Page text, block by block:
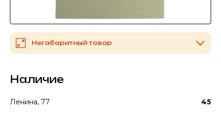
Негабаритный товар
Наличие
Ленина, 77 45